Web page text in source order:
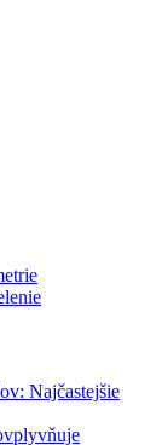
Najčastejšie